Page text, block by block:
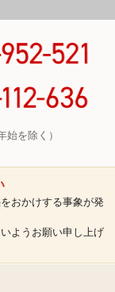
始を除く）
おかけする事象が発
ようお願い申し上げ